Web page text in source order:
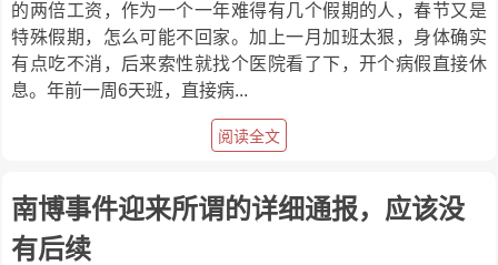
的两倍工资，作为一个一年难得有几个假期的人，春节又是
特殊假期，怎么可能不回家。加上一月加班太狠，身体确实
有点吃不消，后来索性就找个医院看了下，开个病假直接休
息。年前一周6天班，直接病...
阅读全文
南博事件迎来所谓的详细通报，应该没
有后续